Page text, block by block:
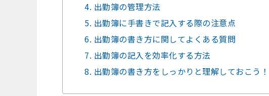
4. 出勤簿の管理方法
5. 出勤簿に手書きで記入する際の注意点
6. 出勤簿の書き方に関してよくある質問
7. 出勤簿の記入を効率化する方法
8. 出勤簿の書き方をしっかりと理解しておこう！